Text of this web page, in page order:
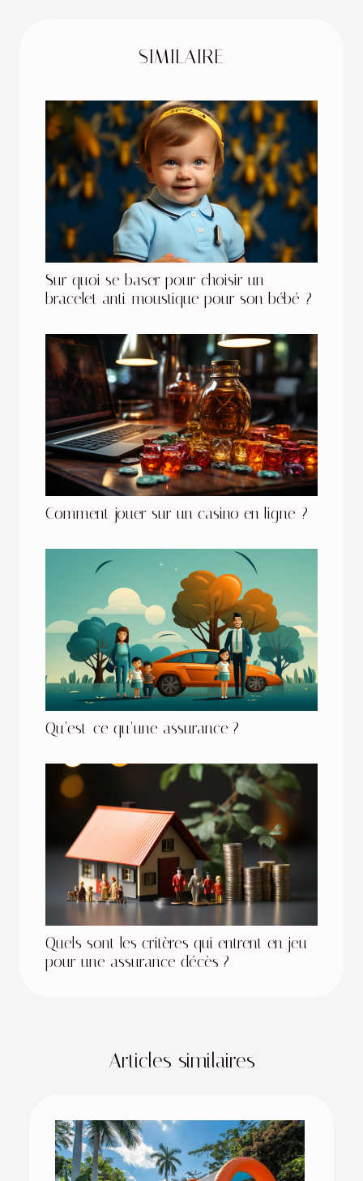
SIMILAIRE
Sur quoi se baser pour choisir un
bracelet anti-moustique pour son bébé ?
Comment jouer sur un casino en ligne ?
Qu’est-ce qu’une assurance ?
Quels sont les critères qui entrent en jeu
pour une assurance décès ?
Articles similaires